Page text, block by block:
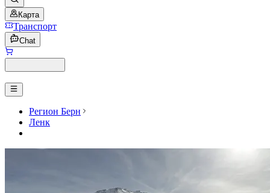
Карта
Транспорт
Chat
Регион Берн
Ленк